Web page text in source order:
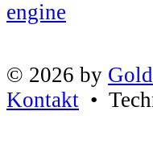
© 2026 by
Kontakt •